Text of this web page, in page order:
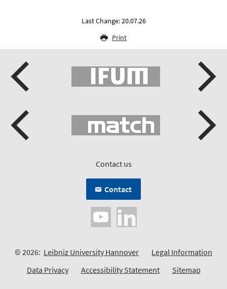
Last Change: 20.07.26
Print
Contact us
Contact
© 2026: Leibniz University Hannover
Legal Information
Data Privacy
Accessibility Statement Sitemap